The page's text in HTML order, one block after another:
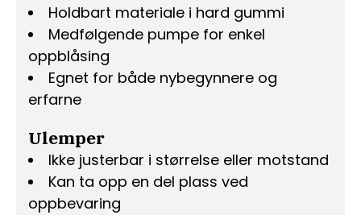
Holdbart materiale i hard gummi
Medfølgende pumpe for enkel
oppblåsing
Egnet for både nybegynnere og
erfarne
Ulemper
Ikke justerbar i størrelse eller motstand
Kan ta opp en del plass ved
oppbevaring